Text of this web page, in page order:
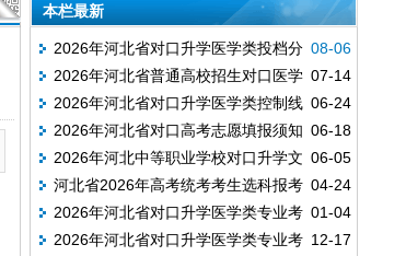
本栏最新
08-06
2026年河北省对口升学医学类投档分
数线公布（按分数从高到低排序）
07-14
2026年河北省普通高校招生对口医学
类本科批平行志愿投档情况统计
06-24
2026年河北省对口升学医学类控制线
06-18
2026年河北省对口高考志愿填报须知
06-05
2026年河北中等职业学校对口升学文
化考试时间
04-24
河北省2026年高考统考考生选科报考
和对口升学考生考试科目确认工作于2026年
4月25日至28日进行
01-04
2026年河北省对口升学医学类专业考
试安排
12-17
2026年河北省对口升学医学类专业考